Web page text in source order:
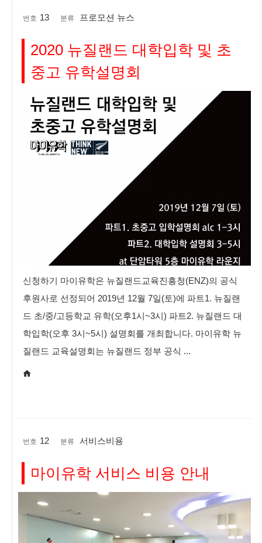
번호 13 분류 프로모션 뉴스
2020 뉴질랜드 대학입학 및 초
중고 유학설명회
신청하기 마이유학은 뉴질랜드교육진흥청(ENZ)의 공식
후원사로 선정되어 2019년 12월 7일(토)에 파트1. 뉴질랜
드 초/중/고등학교 유학(오후1시~3시) 파트2. 뉴질랜드 대
학입학(오후 3시~5시) 설명회를 개최합니다. 마이유학 뉴
질랜드 교육설명회는 뉴질랜드 정부 공식 ...
번호 12 분류 서비스비용
마이유학 서비스 비용 안내